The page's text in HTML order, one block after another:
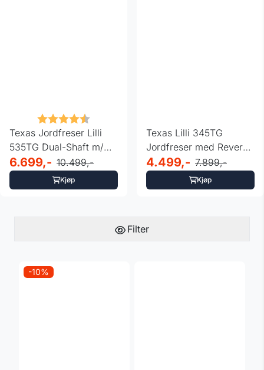
Karakter:
Texas Jordfreser Lilli
535TG Dual-Shaft m/
tilbehør – ...
6.699,- 10.499,-
Kjøp
Texas Lilli 345TG
Jordfreser med Revers
og Dual-Shaft ...
4.499,- 7.899,-
Kjøp
Filter
-10%